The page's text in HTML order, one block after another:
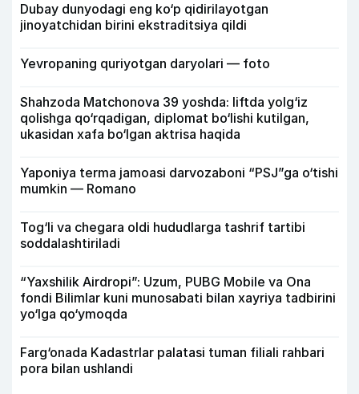
Dubay dunyodagi eng ko‘p qidirilayotgan
jinoyatchidan birini ekstraditsiya qildi
Yevropaning quriyotgan daryolari — foto
Shahzoda Matchonova 39 yoshda: liftda yolg‘iz
qolishga qo‘rqadigan, diplomat bo‘lishi kutilgan,
ukasidan xafa bo‘lgan aktrisa haqida
Yaponiya terma jamoasi darvozaboni “PSJ”ga o‘tishi
mumkin — Romano
Tog‘li va chegara oldi hududlarga tashrif tartibi
soddalashtiriladi
“Yaxshilik Airdropi”: Uzum, PUBG Mobile va Ona
fondi Bilimlar kuni munosabati bilan xayriya tadbirini
yo‘lga qo‘ymoqda
Farg‘onada Kadastrlar palatasi tuman filiali rahbari
pora bilan ushlandi